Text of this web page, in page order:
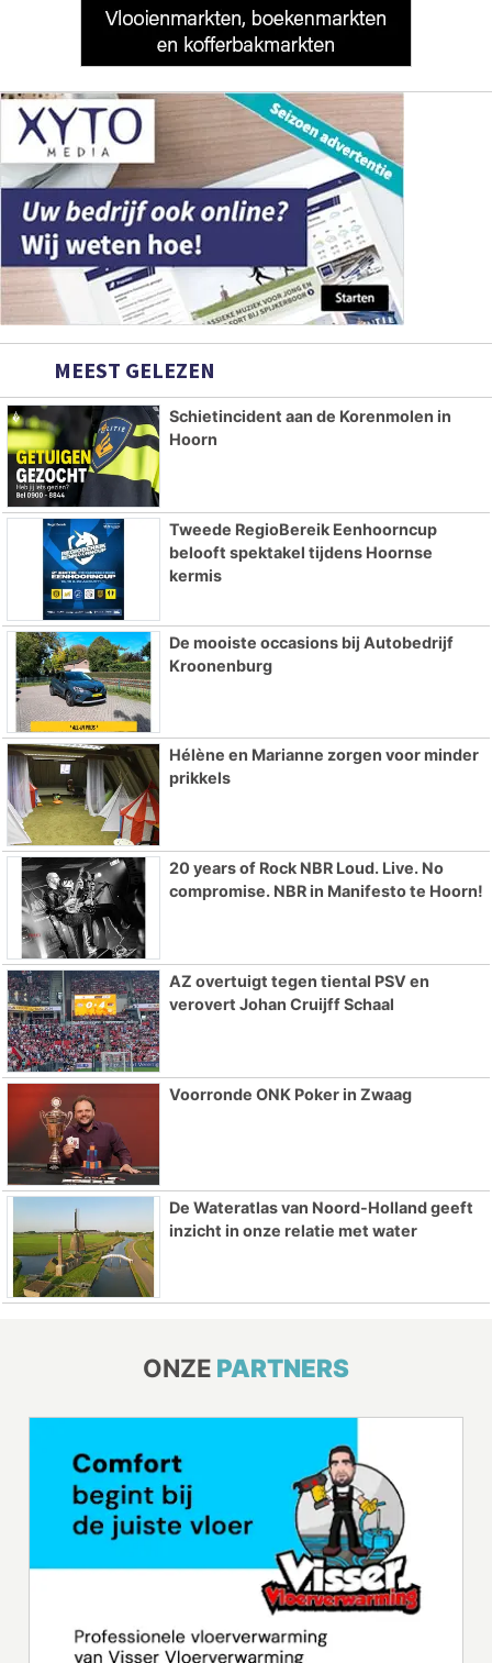
MEEST GELEZEN
Schietincident aan de Korenmolen in
Hoorn
Tweede RegioBereik Eenhoorncup
belooft spektakel tijdens Hoornse
kermis
De mooiste occasions bij Autobedrijf
Kroonenburg
Hélène en Marianne zorgen voor minder
prikkels
20 years of Rock NBR Loud. Live. No
compromise. NBR in Manifesto te Hoorn!
AZ overtuigt tegen tiental PSV en
verovert Johan Cruijff Schaal
Voorronde ONK Poker in Zwaag
De Wateratlas van Noord-Holland geeft
inzicht in onze relatie met water
ONZE PARTNERS